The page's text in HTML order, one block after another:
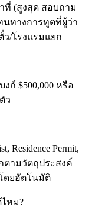
ที่ (สูงสุด สอบถาม
ทางการทูตที่ผู้ว่า
ว/โรงแรมแยก
ก์ $500,000 หรือ
ว
Residence Permit,
กตามวัตถุประสงค์
โดยอัตโนมัติ
หม?